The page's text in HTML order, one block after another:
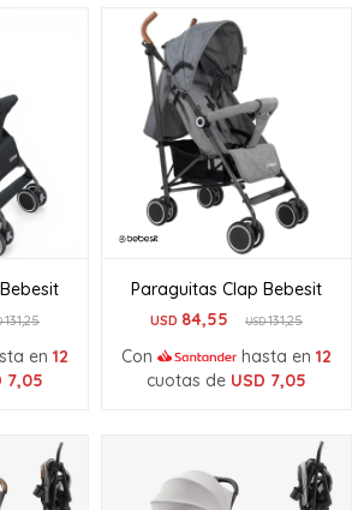
131,25
en 12
7,05
Paraguitas Clap Bebesit
USD 84,55 USD131,25
Con hasta en 12
cuotas de USD 7,05